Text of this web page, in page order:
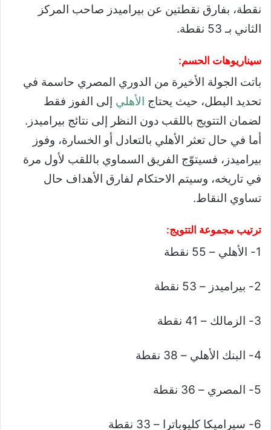
نقطة، بفارق نقطتين عن بيراميدز صاحب المركز
الثاني بـ 53 نقطة.
سيناريوهات الحسم:
باتت الجولة الأخيرة من الدوري المصري حاسمة في
تحديد البطل، حيث يحتاج الأهلي إلى الفوز فقط
لضمان التتويج باللقب دون النظر إلى نتائج بيراميدز.
أما في حال تعثر الأهلي بالتعادل أو الخسارة، وفوز
بيراميدز، فسيتوّج الفريق السماوي باللقب لأول مرة
في تاريخه، وسيتم الاحتكام لفارق الأهداف حال
تساوي النقاط.
ترتيب مجموعة التتويج:
1- الأهلي – 55 نقطة
2- بيراميدز – 53 نقطة
3- الزمالك – 41 نقطة
4- البنك الأهلي – 38 نقطة
5- المصري – 36 نقطة
6- سيراميكا كليوباترا – 33 نقطة